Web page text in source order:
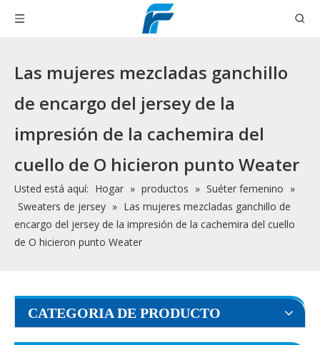
Las mujeres mezcladas ganchillo
de encargo del jersey de la
impresión de la cachemira del
cuello de O hicieron punto Weater
Usted está aquí: Hogar » productos » Suéter femenino »
Sweaters de jersey » Las mujeres mezcladas ganchillo de
encargo del jersey de la impresión de la cachemira del cuello
de O hicieron punto Weater
CATEGORIA DE PRODUCTO